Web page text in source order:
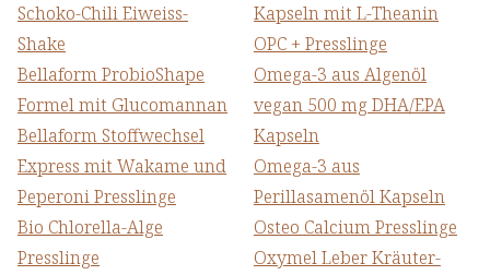
Schoko-Chili Eiweiss-
Shake
Bellaform ProbioShape
Formel mit Glucomannan
Bellaform Stoffwechsel
Express mit Wakame und
Peperoni Presslinge
Bio Chlorella-Alge
Presslinge
Kapseln mit L-Theanin
OPC + Presslinge
Omega-3 aus Algenöl
vegan 500 mg DHA/EPA
Kapseln
Omega-3 aus
Perillasamenöl Kapseln
Osteo Calcium Presslinge
Oxymel Leber Kräuter-